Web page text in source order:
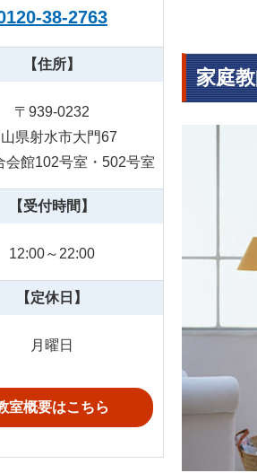
家庭
38-2763
【住所】
〒939-0232
県射水市大門67
会館102号室・502号室
【受付時間】
12:00～22:00
【定休日】
月曜日
室概要はこちら